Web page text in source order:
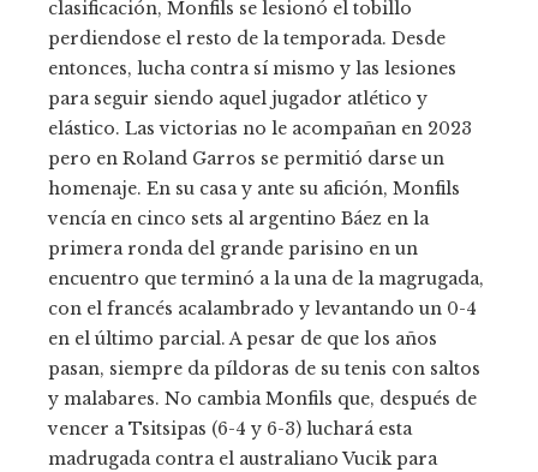
clasificación, Monfils se lesionó el tobillo
perdiendose el resto de la temporada. Desde
entonces, lucha contra sí mismo y las lesiones
para seguir siendo aquel jugador atlético y
elástico. Las victorias no le acompañan en 2023
pero en Roland Garros se permitió darse un
homenaje. En su casa y ante su afición, Monfils
vencía en cinco sets al argentino Báez en la
primera ronda del grande parisino en un
encuentro que terminó a la una de la magrugada,
con el francés acalambrado y levantando un 0-4
en el último parcial. A pesar de que los años
pasan, siempre da píldoras de su tenis con saltos
y malabares. No cambia Monfils que, después de
vencer a Tsitsipas (6-4 y 6-3) luchará esta
madrugada contra el australiano Vucik para